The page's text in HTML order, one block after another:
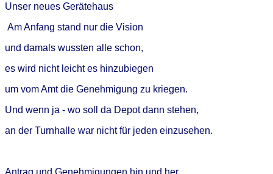
Unser neues Gerätehaus
Am Anfang stand nur die Vision
und damals wussten alle schon,
es wird nicht leicht es hinzubiegen
um vom Amt die Genehmigung zu kriegen.
Und wenn ja - wo soll da Depot dann stehen,
an der Turnhalle war nicht für jeden einzusehen.
Antrag und Genehmigungen hin und her,